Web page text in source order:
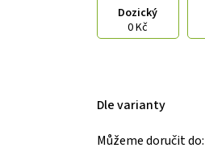
Dozický
0 Kč
Můžeme doručit do:
Dle varianty